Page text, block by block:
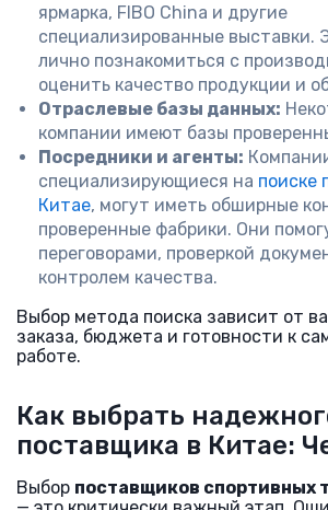
ярмарка, FIBO China и другие
специализированные выставки.
лично познакомиться с
оценить качество продукции и
Отраслевые базы данных:
компании имеют базы
Посредники и агенты:
специализирующиеся на поиске
Китае, могут иметь обширные
проверенные фабрики. Они
переговорами, проверкой
контролем качества.
Выбор метода поиска зависит от
заказа, бюджета и готовности к
работе.
Как выбрать
поставщика в Китае:
Выбор поставщиков спортивных